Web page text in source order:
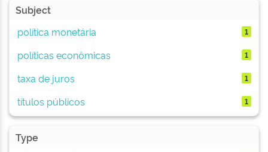
Subject
política monetária
1
políticas econômicas 1
taxa de juros 1
títulos públicos 1
Type